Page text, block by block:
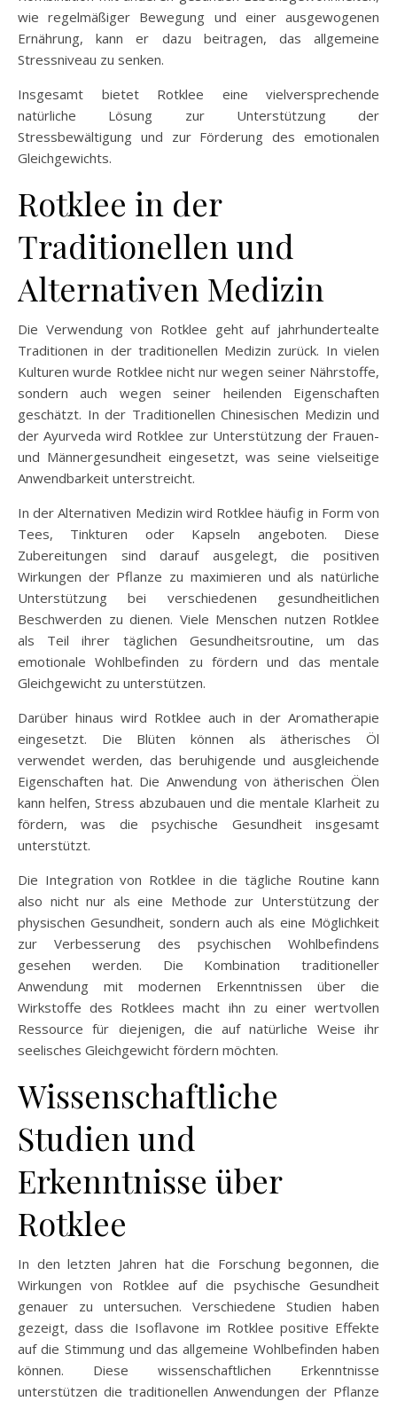
wie regelmäßiger Bewegung und einer ausgewogenen
Ernährung, kann er dazu beitragen, das allgemeine
Stressniveau zu senken.
Insgesamt bietet Rotklee eine vielversprechende
natürliche Lösung zur Unterstützung der
Stressbewältigung und zur Förderung des emotionalen
Gleichgewichts.
Rotklee in der
Traditionellen und
Alternativen Medizin
Die Verwendung von Rotklee geht auf jahrhundertealte
Traditionen in der traditionellen Medizin zurück. In vielen
Kulturen wurde Rotklee nicht nur wegen seiner Nährstoffe,
sondern auch wegen seiner heilenden Eigenschaften
geschätzt. In der Traditionellen Chinesischen Medizin und
der Ayurveda wird Rotklee zur Unterstützung der Frauen-
und Männergesundheit eingesetzt, was seine vielseitige
Anwendbarkeit unterstreicht.
In der Alternativen Medizin wird Rotklee häufig in Form von
Tees, Tinkturen oder Kapseln angeboten. Diese
Zubereitungen sind darauf ausgelegt, die positiven
Wirkungen der Pflanze zu maximieren und als natürliche
Unterstützung bei verschiedenen gesundheitlichen
Beschwerden zu dienen. Viele Menschen nutzen Rotklee
als Teil ihrer täglichen Gesundheitsroutine, um das
emotionale Wohlbefinden zu fördern und das mentale
Gleichgewicht zu unterstützen.
Darüber hinaus wird Rotklee auch in der Aromatherapie
eingesetzt. Die Blüten können als ätherisches Öl
verwendet werden, das beruhigende und ausgleichende
Eigenschaften hat. Die Anwendung von ätherischen Ölen
kann helfen, Stress abzubauen und die mentale Klarheit zu
fördern, was die psychische Gesundheit insgesamt
unterstützt.
Die Integration von Rotklee in die tägliche Routine kann
also nicht nur als eine Methode zur Unterstützung der
physischen Gesundheit, sondern auch als eine Möglichkeit
zur Verbesserung des psychischen Wohlbefindens
gesehen werden. Die Kombination traditioneller
Anwendung mit modernen Erkenntnissen über die
Wirkstoffe des Rotklees macht ihn zu einer wertvollen
Ressource für diejenigen, die auf natürliche Weise ihr
seelisches Gleichgewicht fördern möchten.
Wissenschaftliche
Studien und
Erkenntnisse über
Rotklee
In den letzten Jahren hat die Forschung begonnen, die
Wirkungen von Rotklee auf die psychische Gesundheit
genauer zu untersuchen. Verschiedene Studien haben
gezeigt, dass die Isoflavone im Rotklee positive Effekte
auf die Stimmung und das allgemeine Wohlbefinden haben
können. Diese wissenschaftlichen Erkenntnisse
unterstützen die traditionellen Anwendungen der Pflanze